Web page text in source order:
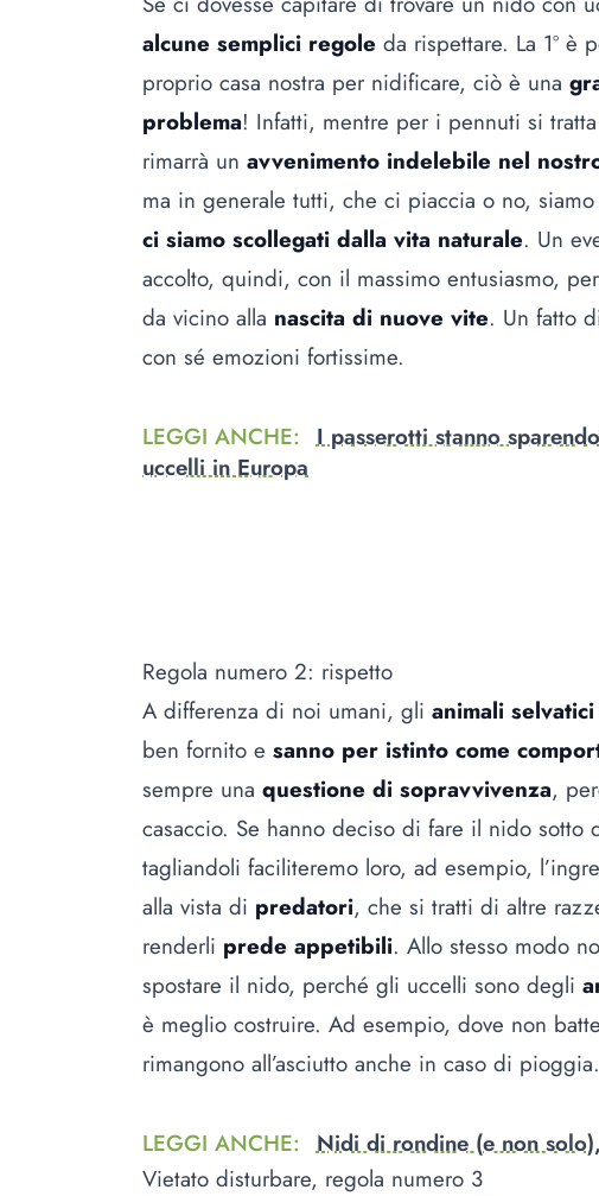
alcune semplici regole da rispettare. La 1º è
proprio casa nostra per nidificare, ciò è una
problema! Infatti, mentre per i pennuti si
rimarrà un avvenimento indelebile nel
ma in generale tutti, che ci piaccia o no,
ci siamo scollegati dalla vita naturale. Un
accolto, quindi, con il massimo entusiasmo,
da vicino alla nascita di nuove vite. Un fatto
con sé emozioni fortissime.
LEGGI ANCHE: I passerotti stanno
uccelli in Europa
Regola numero 2: rispetto
A differenza di noi umani, gli animali selvatici
ben fornito e sanno per istinto come
sempre una questione di sopravvivenza,
casaccio. Se hanno deciso di fare il nido
tagliandoli faciliteremo loro, ad esempio,
alla vista di predatori, che si tratti di altre
renderli prede appetibili. Allo stesso modo
spostare il nido, perché gli uccelli sono degli
è meglio costruire. Ad esempio, dove non
rimangono all’asciutto anche in caso di pioggia.
LEGGI ANCHE: Nidi di rondine (e non
Vietato disturbare, regola numero 3